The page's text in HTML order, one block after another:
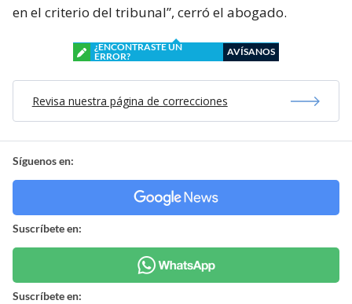
en el criterio del tribunal”, cerró el abogado.
¿ENCONTRASTE UN
ERROR?
AVÍSANOS
Revisa nuestra página de correcciones
Síguenos en:
Suscríbete en:
Suscríbete en: